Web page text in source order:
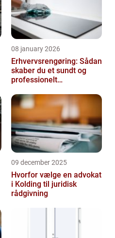
08 january 2026
Erhvervsrengøring: Sådan
skaber du et sundt og
professionelt
09 december 2025
Hvorfor vælge en advokat
i Kolding til juridisk
rådgivning